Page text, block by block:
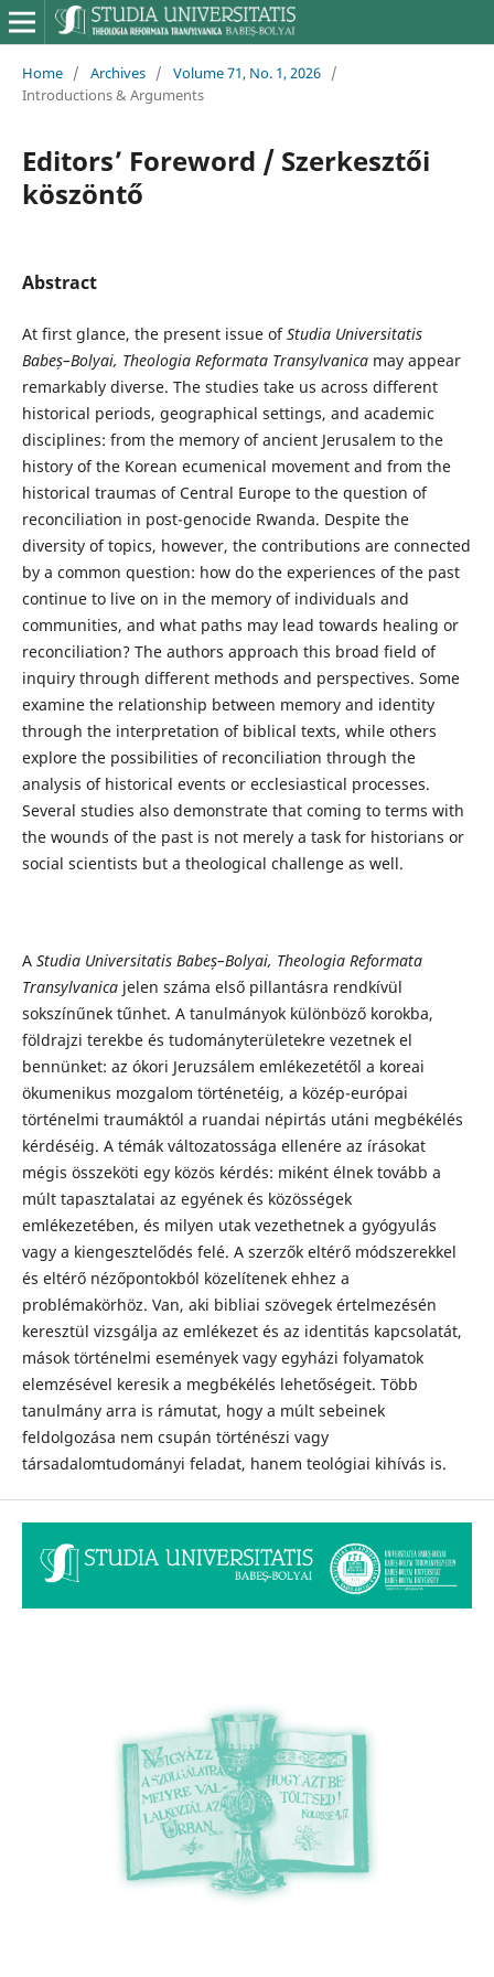
Home / Archives / Volume 71, No. 1, 2026 /
Introductions & Arguments
Editors’ Foreword / Szerkesztői
köszöntő
Abstract
At first glance, the present issue ofStudia Universitatis
Babeș–Bolyai, Theologia Reformata Transylvanicamay appear
remarkably diverse. The studies take us across different
historical periods, geographical settings, and academic
disciplines: from the memory of ancient Jerusalem to the
history of the Korean ecumenical movement and from the
historical traumas of Central Europe to the question of
reconciliation in post-genocide Rwanda. Despite the
diversity of topics, however, the contributions are connected
by a common question: how do the experiences of the past
continue to live on in the memory of individuals and
communities, and what paths may lead towards healing or
reconciliation? The authors approach this broad field of
inquiry through different methods and perspectives. Some
examine the relationship between memory and identity
through the interpretation of biblical texts, while others
explore the possibilities of reconciliation through the
analysis of historical events or ecclesiastical processes.
Several studies also demonstrate that coming to terms with
the wounds of the past is not merely a task for historians or
social scientists but a theological challenge as well.
A Studia Universitatis Babeș–Bolyai, Theologia Reformata
Transylvanicajelen száma első pillantásra rendkívül
sokszínűnek tűnhet. A tanulmányok különböző korokba,
földrajzi terekbe és tudományterületekre vezetnek el
bennünket: az ókori Jeruzsálem emlékezetétől a koreai
ökumenikus mozgalom történetéig, a közép-európai
történelmi traumáktól a ruandai népirtás utáni megbékélés
kérdéséig. A témák változatossága ellenére az írásokat
mégis összeköti egy közös kérdés: miként élnek tovább a
múlt tapasztalatai az egyének és közösségek
emlékezetében, és milyen utak vezethetnek a gyógyulás
vagy a kiengesztelődés felé. A szerzők eltérő módszerekkel
és eltérő nézőpontokból közelítenek ehhez a
problémakörhöz. Van, aki bibliai szövegek értelmezésén
keresztül vizsgálja az emlékezet és az identitás kapcsolatát,
mások történelmi események vagy egyházi folyamatok
elemzésével keresik a megbékélés lehetőségeit. Több
tanulmány arra is rámutat, hogy a múlt sebeinek
feldolgozása nem csupán történészi vagy
társadalomtudományi feladat, hanem teológiai kihívás is.